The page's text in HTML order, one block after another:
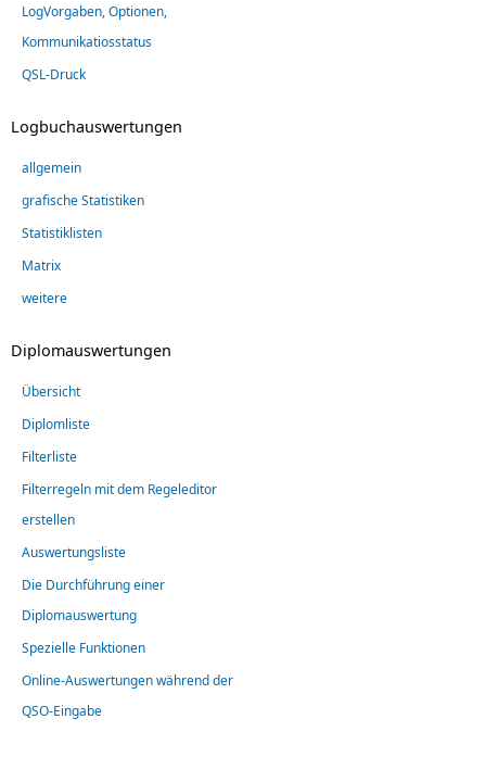
LogVorgaben, Optionen,
Kommunikatiosstatus
QSL-Druck
Logbuchauswertungen
allgemein
grafische Statistiken
Statistiklisten
Matrix
weitere
Diplomauswertungen
Übersicht
Diplomliste
Filterliste
Filterregeln mit dem Regeleditor
erstellen
Auswertungsliste
Die Durchführung einer
Diplomauswertung
Spezielle Funktionen
Online-Auswertungen während der
QSO-Eingabe